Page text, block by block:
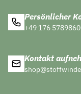
Persönlicher
+49 176
Kontakt